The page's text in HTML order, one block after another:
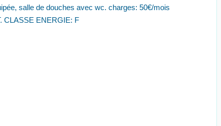
salle de douches avec wc. charges: 50€/mois
CLASSE ENERGIE: F